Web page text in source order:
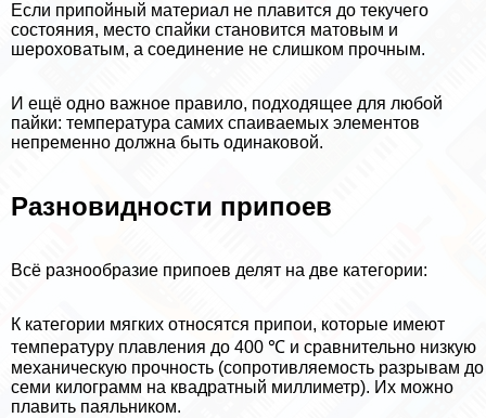
Если припойный материал не плавится до текучего
состояния, место спайки становится матовым и
шероховатым, а соединение не слишком прочным.
И ещё одно важное правило, подходящее для любой
пайки: температура самих спаиваемых элементов
непременно должна быть одинаковой.
Разновидности припоев
Всё разнообразие припоев делят на две категории:
К категории мягких относятся припои, которые имеют
температуру плавления до 400 ℃ и сравнительно низкую
механическую прочность (сопротивляемость разрывам до
семи килограмм на квадратный миллиметр). Их можно
плавить паяльником.